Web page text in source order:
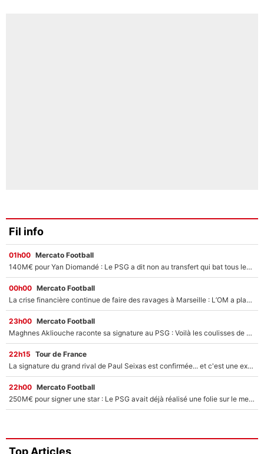
Fil info
01h00 Mercato Football
140M€ pour Yan Diomandé : Le PSG a dit non au transfert qui bat tous les records sur le mercato
00h00 Mercato Football
La crise financière continue de faire des ravages à Marseille : L’OM a placé 12 joueurs sur le marché des transferts… et ça pourrait lui rapporter près de 100M€ !
23h00 Mercato Football
Maghnes Akliouche raconte sa signature au PSG : Voilà les coulisses de son transfert de rêve à 50M€
22h15 Tour de France
La signature du grand rival de Paul Seixas est confirmée... et c'est une excellente nouvelle pour l'équipe Decathlon-CMA CGM !
22h00 Mercato Football
250M€ pour signer une star : Le PSG avait déjà réalisé une folie sur le mercato bien avant Neymar !
Top Articles